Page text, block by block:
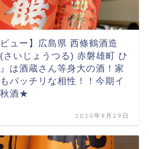
ビュー】広島県 西條鶴酒造
(さいじょうつる) 赤磐雄町 ひ
は酒蔵さん等身大の酒！家
バッチリな相性！！今期イ
秋酒★
2020年8月29日